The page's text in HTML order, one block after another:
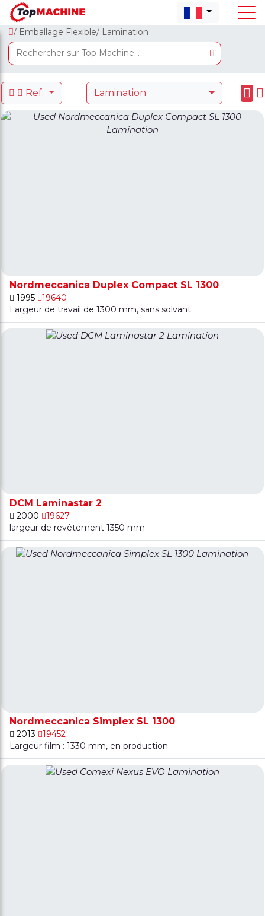
/ Emballage Flexible/ Lamination
Ref. Lamination
Nordmeccanica Duplex Compact SL 1300
1995
19640
Largeur de travail de 1300 mm, sans solvant
DCM Laminastar 2
2000
19627
largeur de revêtement 1350 mm
Nordmeccanica Simplex SL 1300
2013
19452
Largeur film : 1330 mm, en production